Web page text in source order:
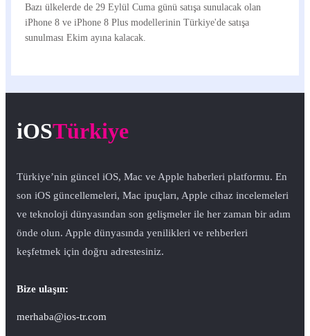
Bazı ülkelerde de 29 Eylül Cuma günü satışa sunulacak olan
iPhone 8 ve iPhone 8 Plus modellerinin Türkiye'de satışa
sunulması Ekim ayına kalacak.
iOSTürkiye
Türkiye’nin güncel iOS, Mac ve Apple haberleri platformu. En
son iOS güncellemeleri, Mac ipuçları, Apple cihaz incelemeleri
ve teknoloji dünyasından son gelişmeler ile her zaman bir adım
önde olun. Apple dünyasında yenilikleri ve rehberleri
keşfetmek için doğru adrestesiniz.
Bize ulaşın:
merhaba@ios-tr.com